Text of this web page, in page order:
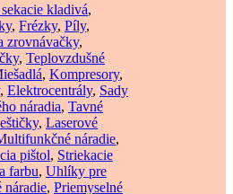
kladivá,
, Frézky, Píly,
zrovnávačky,
, Teplovzdušné
, Kompresory,
, Elektrocentrály, Sady
náradia, Tavné
, Laserové
náradie,
pištol, Striekacie
farbu, Uhlíky pre
náradie, Priemyselné